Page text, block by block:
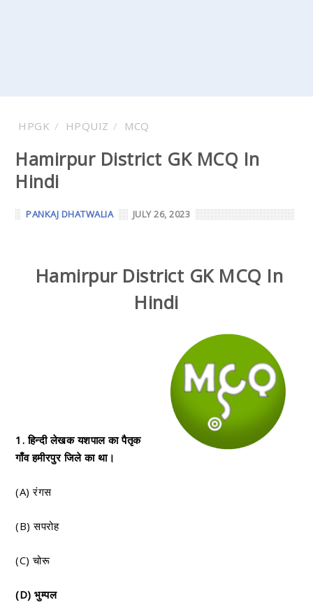
HPGK HPQUIZ MCQ
Hamirpur District GK MCQ In
Hindi
PANKAJ DHATWALIA JULY 26, 2023
Hamirpur District GK MCQ In
Hindi
1. हिन्दी लेखक यशपाल का पैतृक
गाँव हमीरपुर जिले का था।
(A) रंगस
(B) सपरोह
(C) चोरू
(D) भुम्पल